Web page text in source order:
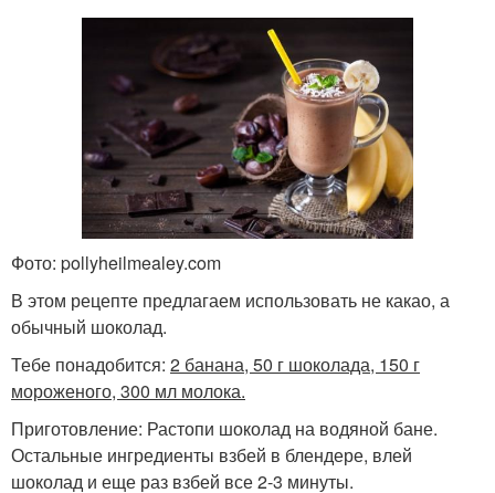
Фото: pollyheilmealey.com
В этом рецепте предлагаем использовать не какао, а
обычный шоколад.
Тебе понадобится: 2 банана, 50 г шоколада, 150 г
мороженого, 300 мл молока.
Приготовление: Растопи шоколад на водяной бане.
Остальные ингредиенты взбей в блендере, влей
шоколад и еще раз взбей все 2-3 минуты.